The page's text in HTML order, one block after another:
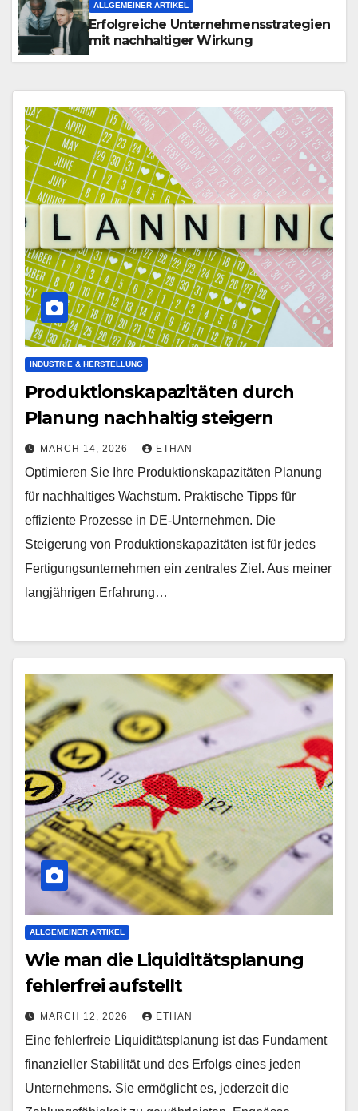
ALLGEMEINER ARTIKEL
Erfolgreiche Unternehmensstrategien
mit nachhaltiger Wirkung
INDUSTRIE & HERSTELLUNG
Produktionskapazitäten durch
Planung nachhaltig steigern
MARCH 14, 2026 ETHAN
Optimieren Sie Ihre Produktionskapazitäten Planung
für nachhaltiges Wachstum. Praktische Tipps für
effiziente Prozesse in DE-Unternehmen. Die
Steigerung von Produktionskapazitäten ist für jedes
Fertigungsunternehmen ein zentrales Ziel. Aus meiner
langjährigen Erfahrung…
ALLGEMEINER ARTIKEL
Wie man die Liquiditätsplanung
fehlerfrei aufstellt
MARCH 12, 2026 ETHAN
Eine fehlerfreie Liquiditätsplanung ist das Fundament
finanzieller Stabilität und des Erfolgs eines jeden
Unternehmens. Sie ermöglicht es, jederzeit die